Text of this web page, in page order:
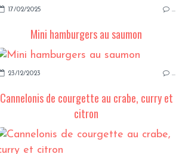
17/02/2025 …
Mini hamburgers au saumon
23/12/2023 …
Cannelonis de courgette au crabe, curry et
citron